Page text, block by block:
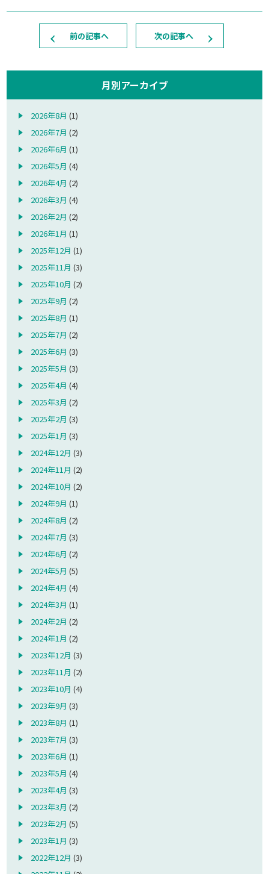
前の記事へ 次の記事へ
月別アーカイブ
2026年8月 (1)
2026年7月 (2)
2026年6月 (1)
2026年5月 (4)
2026年4月 (2)
2026年3月 (4)
2026年2月 (2)
2026年1月 (1)
2025年12月 (1)
2025年11月 (3)
2025年10月 (2)
2025年9月 (2)
2025年8月 (1)
2025年7月 (2)
2025年6月 (3)
2025年5月 (3)
2025年4月 (4)
2025年3月 (2)
2025年2月 (3)
2025年1月 (3)
2024年12月 (3)
2024年11月 (2)
2024年10月 (2)
2024年9月 (1)
2024年8月 (2)
2024年7月 (3)
2024年6月 (2)
2024年5月 (5)
2024年4月 (4)
2024年3月 (1)
2024年2月 (2)
2024年1月 (2)
2023年12月 (3)
2023年11月 (2)
2023年10月 (4)
2023年9月 (3)
2023年8月 (1)
2023年7月 (3)
2023年6月 (1)
2023年5月 (4)
2023年4月 (3)
2023年3月 (2)
2023年2月 (5)
2023年1月 (3)
2022年12月 (3)